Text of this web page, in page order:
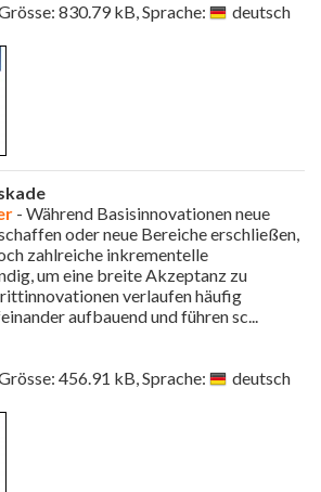
830.79 kB, Sprache:
deutsch
- Während Basisinnovationen neue
oder neue Bereiche erschließen,
zahlreiche inkrementelle
um eine breite Akzeptanz zu
verlaufen häufig
aufbauend und führen sc...
456.91 kB, Sprache:
deutsch